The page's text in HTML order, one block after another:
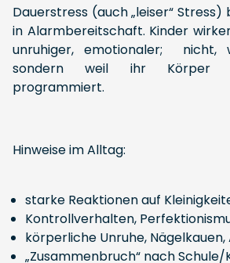
Dauerstress (auch „leiser“
in Alarmbereitschaft. Kinder
unruhiger, emotionaler; nicht,
sondern weil ihr
programmiert.
Hinweise im Alltag:
starke Reaktionen auf
Kontrollverhalten,
körperliche Unruhe,
„Zusammenbruch“ nach Schule/